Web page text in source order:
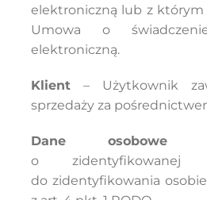
elektroniczną lub z którym
Umowa o
elektroniczną.
Klient– Użytkownik
sprzedaży za
Dane osobowe –
o
do zidentyfikowania